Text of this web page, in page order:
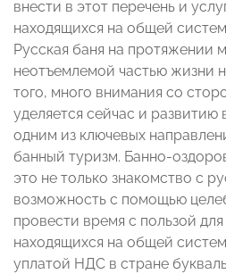
внести в этот перечень и
находящихся на общей
Русская баня на протяжении
неотъемлемой частью жизни
того, много внимания со
уделяется сейчас и развитию
одним из ключевых
банный туризм. Банно-
это не только знакомство с
возможность с помощью
провести время с пользой для
находящихся на общей
уплатой НДС в стране